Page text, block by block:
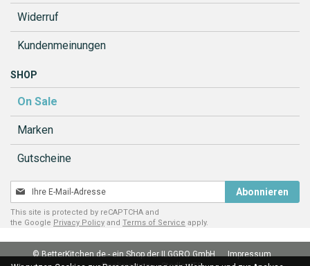
Widerruf
Kundenmeinungen
SHOP
On Sale
Marken
Gutscheine
Melden
Sie
sich
für
unseren
Newsletter
Abonnieren
This site is protected by reCAPTCHA and
the Google Privacy Policy and Terms of Service apply.
© BetterKitchen.de - ein Shop der ILGGRO GmbH
Impressum